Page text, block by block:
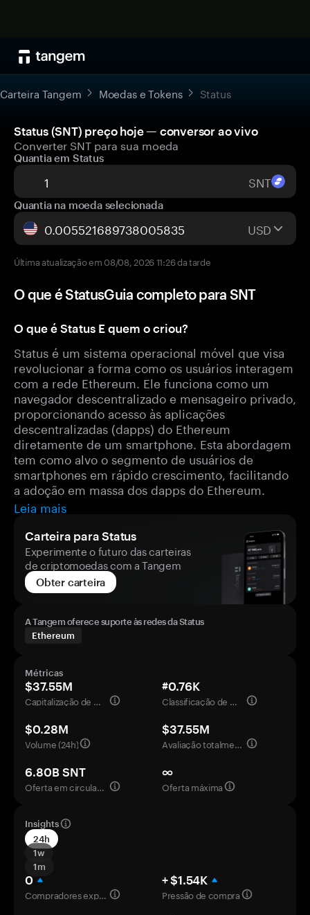
Carteira Tangem Moedas e Tokens Status
Status (SNT) preço hoje — conversor ao vivo
Converter SNT para sua moeda
Quantia em Status
SNT
Quantia na moeda selecionada
USD
Última atualização em 08/08, 2026 11:26 da tarde
O que é StatusGuia completo para SNT
O que é Status E quem o criou?
Status é um sistema operacional móvel que visa
revolucionar a forma como os usuários interagem
com a rede Ethereum. Ele funciona como um
navegador descentralizado e mensageiro privado,
proporcionando acesso às aplicações
descentralizadas (dapps) do Ethereum
diretamente de um smartphone. Esta abordagem
tem como alvo o segmento de usuários de
smartphones em rápido crescimento, facilitando
a adoção em massa dos dapps do Ethereum.
Leia mais
Carteira para Status
Experimente o futuro das carteiras
de criptomoedas com a Tangem
Obter carteira
A Tangem oferece suporte às redes da Status
Ethereum
Métricas
$37.55M
Capitalização de mercado
#0.76K
Classificação de mercado
$0.28M
Volume (24h)
$37.55M
Avaliação totalmente diluída
6.80B SNT
Oferta em circulação
∞
Oferta máxima
Insights
24h
1w
1m
0
Compradores experientes
+ $1.54K
Pressão de compra